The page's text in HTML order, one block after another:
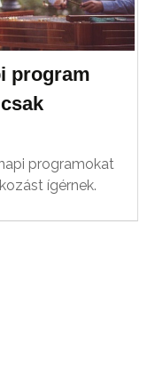
program
programokat
ígérnek.